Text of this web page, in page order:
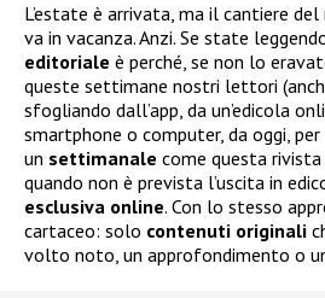
L’estate è arrivata, ma il cantiere del
va in vacanza. Anzi. Se state
editoriale è perché, se non lo
queste settimane nostri lettori
sfogliando dall’app, da un’edicola
smartphone o computer, da oggi,
un settimanale come questa
quando non è prevista l’uscita in
esclusiva online. Con lo stesso
cartaceo: solo contenuti originali
volto noto, un approfondimento o